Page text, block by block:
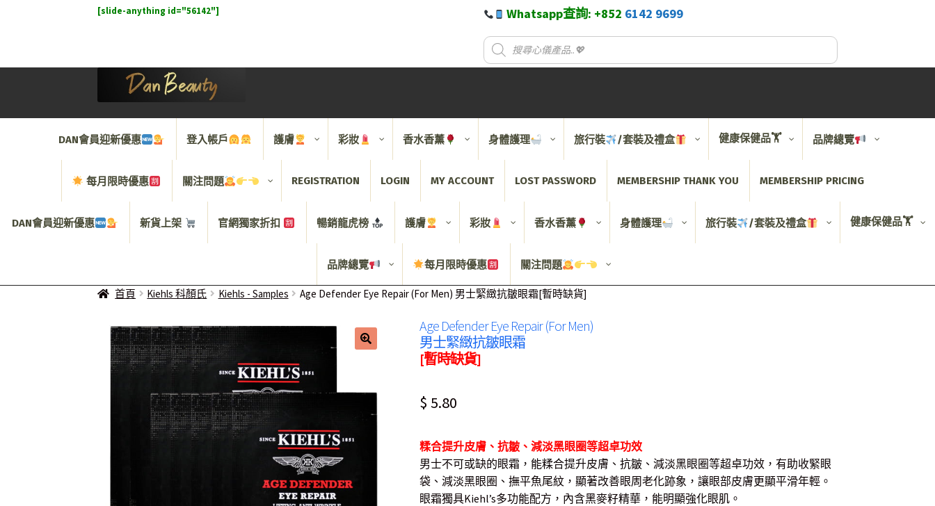
[slide-anything id="56142"] Whatsapp查詢: +852 6142 9699
DAN會員迎新優惠 登入帳戶 護膚 彩妝 香水香薰 身體護理 旅行裝 /套裝及禮盒 健康保健品🏋️ 品牌總覽
每月限時優惠 關注問題 REGISTRATION LOGIN MY ACCOUNT LOST PASSWORD MEMBERSHIP THANK YOU MEMBERSHIP PRICING
DAN會員迎新優惠 新貨上架 官網獨家折扣 暢銷龍虎榜 護膚 彩妝 香水香薰 身體護理 旅行裝 /套裝及禮盒 健康保健品🏋️
品牌總覽 每月限時優惠 關注問題
首頁 Kiehls 科顏氏 Kiehls - Samples Age Defender Eye Repair (For Men) 男士緊緻抗皺眼霜[暫時缺貨]
Age Defender Eye Repair (For Men)
男士緊緻抗皺眼霜
[暫時缺貨]
$ 5.80
糅合提升皮膚、抗皺、減淡黑眼圈等超卓功效
男士不可或缺的眼霜，能糅合提升皮膚、抗皺、減淡黑眼圈等超卓功效，有助收緊眼
袋、減淡黑眼圈、撫平魚尾紋，顯著改善眼周老化跡象，讓眼部皮膚更顯平滑年輕。
眼霜獨具Kiehl’s多功能配方，內含黑麥籽精華，能明顯強化眼肌。